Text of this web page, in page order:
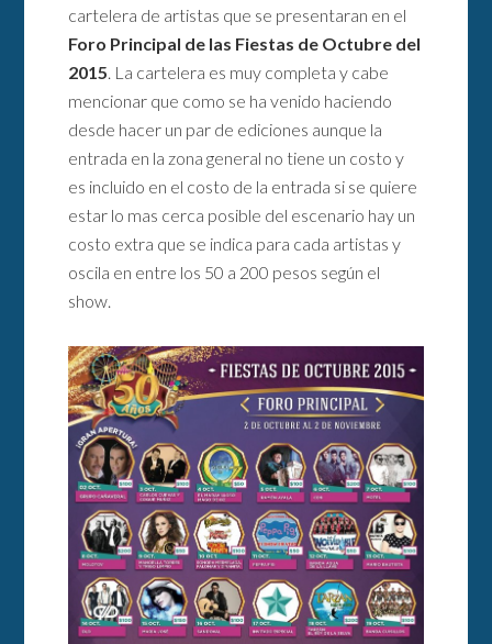
cartelera de artistas que se presentaran en el
Foro Principal de las Fiestas de Octubre del
2015. La cartelera es muy completa y cabe
mencionar que como se ha venido haciendo
desde hacer un par de ediciones aunque la
entrada en la zona general no tiene un costo y
es incluido en el costo de la entrada si se quiere
estar lo mas cerca posible del escenario hay un
costo extra que se indica para cada artistas y
oscila en entre los 50 a 200 pesos según el
show.